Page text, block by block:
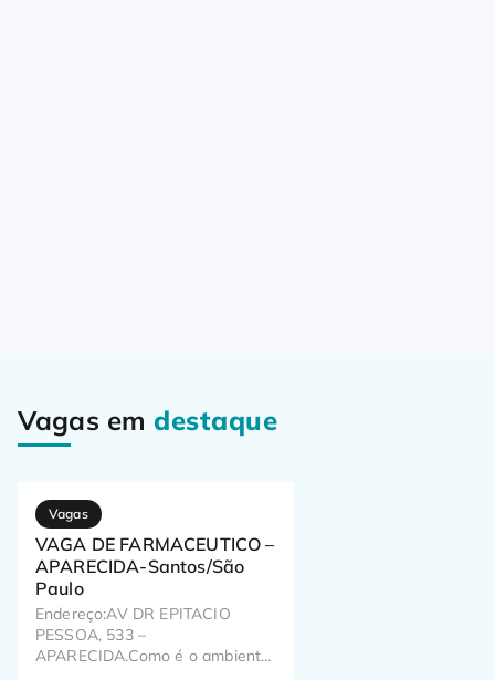
Vagas em destaque
Vagas
VAGA DE FARMACEUTICO –
APARECIDA-Santos/São
Paulo
Endereço:AV DR EPITACIO
PESSOA, 533 –
APARECIDA.Como é o ambiente